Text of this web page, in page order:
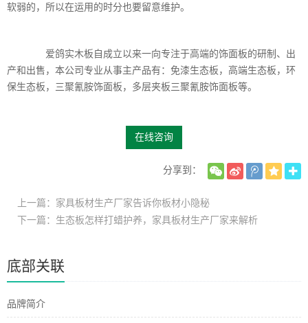
软弱的，所以在运用的时分也要留意维护。
爱鸽实木板自成立以来一向专注于高端的饰面板的研制、出
产和出售，本公司专业从事主产品有：免漆生态板，高端生态板，环
保生态板，三聚氰胺饰面板，多层夹板三聚氰胺饰面板等。
在线咨询
分享到：
上一篇：家具板材生产厂家告诉你板材小隐秘
下一篇：生态板怎样打蜡护养，家具板材生产厂家来解析
底部关联
品牌简介